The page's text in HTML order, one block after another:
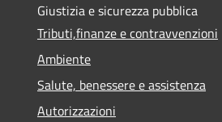
Giustizia e sicurezza pubblica
Tributi,finanze e contravvenzioni
Ambiente
Salute, benessere e assistenza
Autorizzazioni